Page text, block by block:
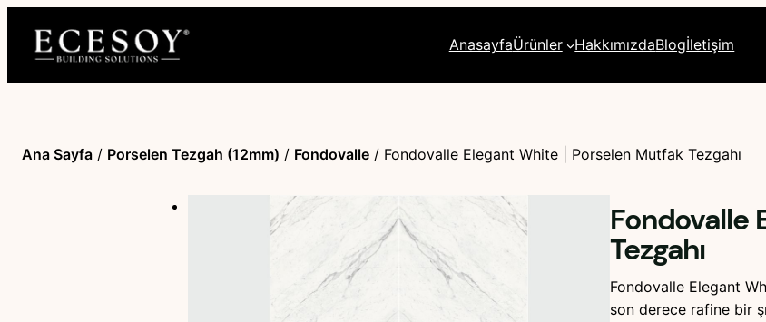
AnasayfaÜrünler HakkımızdaBlogİletişim
Ana Sayfa / Porselen Tezgah (12mm) / Fondovalle / Fondovalle Elegant White | Porselen Mutfak Tezgahı
Fondovalle
Tezgahı
Fondovalle Elegant
son derece rafine bir